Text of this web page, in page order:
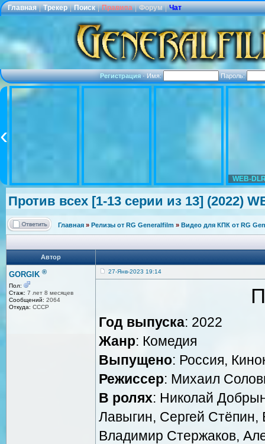
Главная | Трекер | Поиск | Правила | Форум | Чат
Регистрация·Имя: Пароль:
WEB-
Против всех [1-13 серии из 13] (2022)
Главная » Релизы от RG Generalfilm » Видео для КПК от RG
Автор
GORGIK ®
Пол:
Стаж: 7 лет 8 месяцев
Сообщений: 2064
Откуда: СССР
27-Янв-2023 19:14
Год выпуска: 2022
Жанр: Комедия
Выпущено: Россия,
Режиссер: Михаил
В ролях: Николай
Лавыгин, Сергей
Владимир Стержаков,